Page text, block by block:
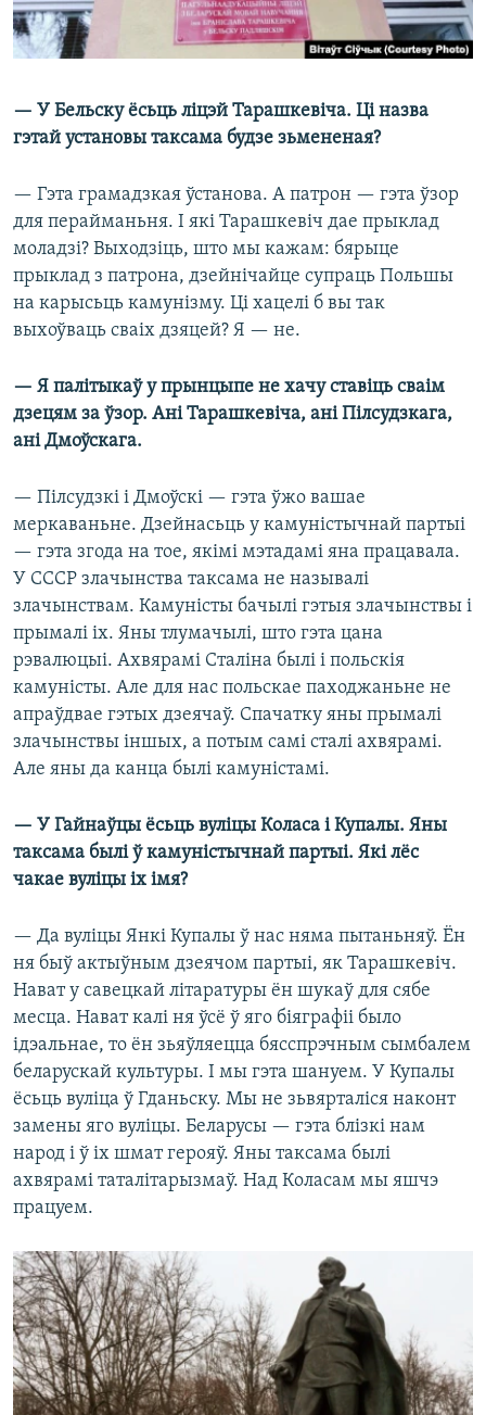
— У Бельску ёсьць ліцэй Тарашкевіча. Ці назва
гэтай установы таксама будзе зьмененая?
— Гэта грамадзкая ўстанова. А патрон — гэта ўзор
для перайманьня. І які Тарашкевіч дае прыклад
моладзі? Выходзіць, што мы кажам: бярыце
прыклад з патрона, дзейнічайце супраць Польшы
на карысьць камунізму. Ці хацелі б вы так
выхоўваць сваіх дзяцей? Я — не.
— Я палітыкаў у прынцыпе не хачу ставіць сваім
дзецям за ўзор. Ані Тарашкевіча, ані Пілсудзкага,
ані Дмоўскага.
— Пілсудзкі і Дмоўскі — гэта ўжо вашае
меркаваньне. Дзейнасьць у камуністычнай партыі
— гэта згода на тое, якімі мэтадамі яна працавала.
У СССР злачынства таксама не называлі
злачынствам. Камуністы бачылі гэтыя злачынствы і
прымалі іх. Яны тлумачылі, што гэта цана
рэвалюцыі. Ахвярамі Сталіна былі і польскія
камуністы. Але для нас польскае паходжаньне не
апраўдвае гэтых дзеячаў. Спачатку яны прымалі
злачынствы іншых, а потым самі сталі ахвярамі.
Але яны да канца былі камуністамі.
— У Гайнаўцы ёсьць вуліцы Коласа і Купалы. Яны
таксама былі ў камуністычнай партыі. Які лёс
чакае вуліцы іх імя?
— Да вуліцы Янкі Купалы ў нас няма пытаньняў. Ён
ня быў актыўным дзеячом партыі, як Тарашкевіч.
Нават у савецкай літаратуры ён шукаў для сябе
месца. Нават калі ня ўсё ў яго біяграфіі было
ідэальнае, то ён зьяўляецца бясспрэчным сымбалем
беларускай культуры. І мы гэта шануем. У Купалы
ёсьць вуліца ў Гданьску. Мы не зьвярталіся наконт
замены яго вуліцы. Беларусы — гэта блізкі нам
народ і ў іх шмат герояў. Яны таксама былі
ахвярамі таталітарызмаў. Над Коласам мы яшчэ
працуем.